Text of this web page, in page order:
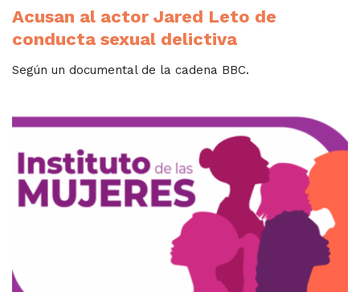
Acusan al actor Jared Leto de
conducta sexual delictiva
Según un documental de la cadena BBC.